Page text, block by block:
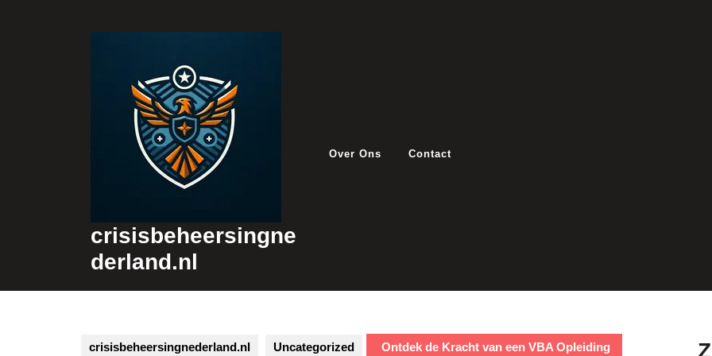
crisisbeheersingne
derland.nl
Over Ons Contact
crisisbeheersingnederland.nl Uncategorized Ontdek de Kracht van een VBA Opleiding